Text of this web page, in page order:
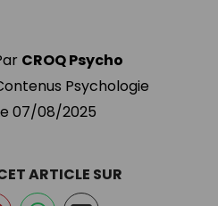
CROQ Psycho
Psychologie
07/08/2025
ARTICLE SUR